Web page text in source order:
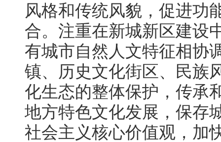
风格和传统风貌，促进功
合。注重在新城新区建设
有城市自然人文特征相协
镇、历史文化街区、民族
化生态的整体保护，传承
地方特色文化发展，保存
社会主义核心价值观，加